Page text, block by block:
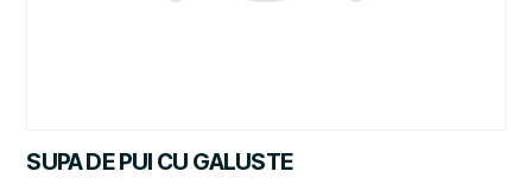
SUPA DE PUI CU GALUSTE